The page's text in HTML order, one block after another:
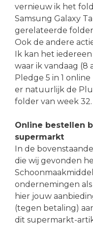
vernieuw ik het
Samsung Galaxy
gerelateerde
Ook de andere
Ik kan het
waar ik vandaag
Pledge 5 in 1
er natuurlijk de
folder van week 32.
Online bestellen
supermarkt
In de
die wij gevonden
ondernemingen
hier jouw
(tegen betaling)
dit supermarkt-